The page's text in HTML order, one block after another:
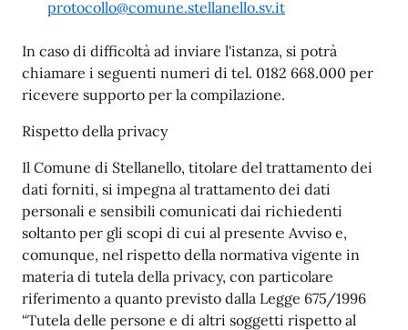
protocollo@comune.stellanello.sv.it
In caso di difficoltà ad inviare l'istanza, si potrà
chiamare i seguenti numeri di tel. 0182 668.000 per
ricevere supporto per la compilazione.
Rispetto della privacy
Il Comune di Stellanello, titolare del trattamento dei
dati forniti, si impegna al trattamento dei dati
personali e sensibili comunicati dai richiedenti
soltanto per gli scopi di cui al presente Avviso e,
comunque, nel rispetto della normativa vigente in
materia di tutela della privacy, con particolare
riferimento a quanto previsto dalla Legge 675/1996
“Tutela delle persone e di altri soggetti rispetto al